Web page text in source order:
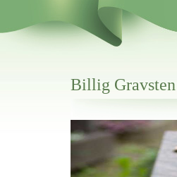
Billig Gravsten
Her hos os får du altid en god
Billig Gravsten Sunds
vi hjælper i alle faser af begravelsel